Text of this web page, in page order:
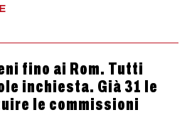
fino ai Rom. Tutti
inchiesta. Già 31 le
le commissioni